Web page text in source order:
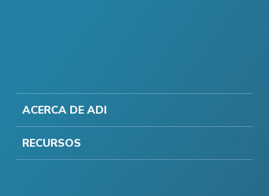
ACERCA DE ADI
RECURSOS